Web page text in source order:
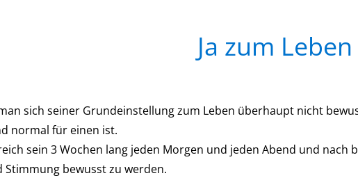
Ja zum
sich seiner Grundeinstellung zum Leben überhaupt nicht
normal für einen ist.
sein 3 Wochen lang jeden Morgen und jeden Abend und
Stimmung bewusst zu werden.